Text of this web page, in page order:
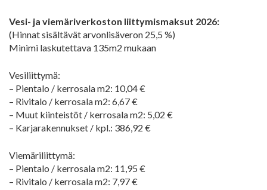
Vesi- ja viemäriverkoston liittymismaksut 2026:
(Hinnat sisältävät arvonlisäveron 25,5 %)
Minimi laskutettava 135m2 mukaan
Vesiliittymä:
– Pientalo / kerrosala m2: 10,04 €
– Rivitalo / kerrosala m2: 6,67 €
– Muut kiinteistöt / kerrosala m2: 5,02 €
– Karjarakennukset / kpl.: 386,92 €
Viemäriliittymä:
– Pientalo / kerrosala m2: 11,95 €
– Rivitalo / kerrosala m2: 7,97 €